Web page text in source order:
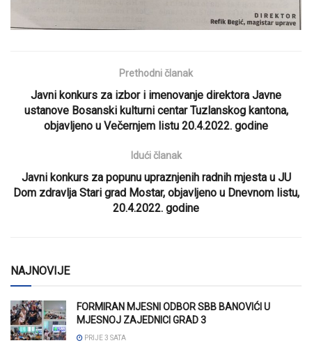
Prethodni članak
Javni konkurs za izbor i imenovanje direktora Javne
ustanove Bosanski kulturni centar Tuzlanskog kantona,
objavljeno u Večernjem listu 20.4.2022. godine
Idući članak
Javni konkurs za popunu upraznjenih radnih mjesta u JU
Dom zdravlja Stari grad Mostar, objavljeno u Dnevnom listu,
20.4.2022. godine
NAJNOVIJE
FORMIRAN MJESNI ODBOR SBB BANOVIĆI U
MJESNOJ ZAJEDNICI GRAD 3
PRIJE 3 SATA